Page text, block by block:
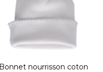
Bonnet nourrisson coton